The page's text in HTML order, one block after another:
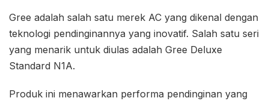
Gree adalah salah satu merek AC yang dikenal dengan
teknologi pendinginannya yang inovatif. Salah satu seri
yang menarik untuk diulas adalah Gree Deluxe
Standard N1A.
Produk ini menawarkan performa pendinginan yang